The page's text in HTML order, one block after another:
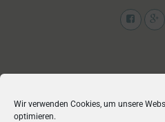
Wir verwenden Cookies, um unsere
optimieren.